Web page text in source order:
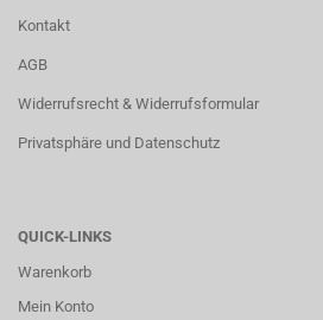
Kontakt
AGB
Widerrufsrecht & Widerrufsformular
Privatsphäre und Datenschutz
QUICK-LINKS
Warenkorb
Mein Konto